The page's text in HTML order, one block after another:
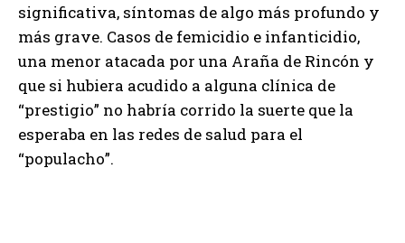
significativa, síntomas de algo más profundo y
más grave. Casos de femicidio e infanticidio,
una menor atacada por una Araña de Rincón y
que si hubiera acudido a alguna clínica de
“prestigio” no habría corrido la suerte que la
esperaba en las redes de salud para el
“populacho”.